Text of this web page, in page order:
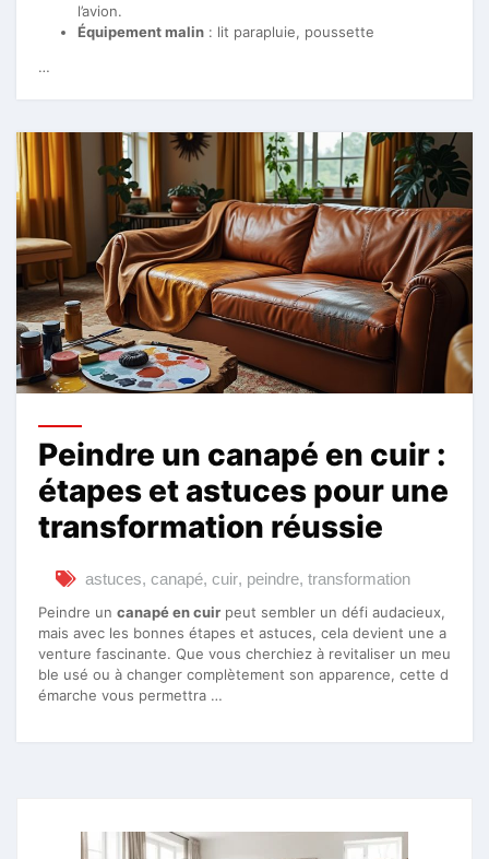
l’avion.
Équipement malin : lit parapluie, poussette
…
Peindre un canapé en cuir :
étapes et astuces pour une
transformation réussie
astuces, canapé, cuir, peindre, transformation
Peindre un canapé en cuir peut sembler un défi audacieux,
mais avec les bonnes étapes et astuces, cela devient une a
venture fascinante. Que vous cherchiez à revitaliser un meu
ble usé ou à changer complètement son apparence, cette d
émarche vous permettra …